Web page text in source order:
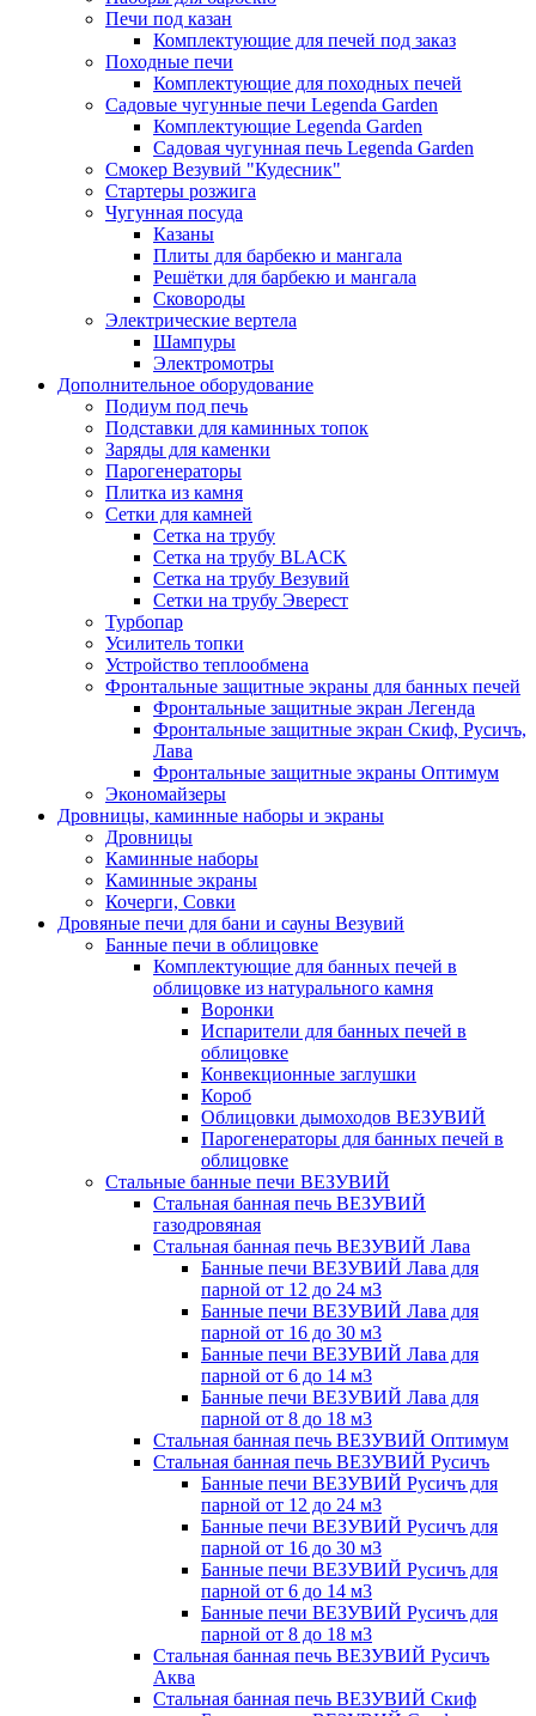
Печи под казан
Комплектующие для печей под заказ
Походные печи
Комплектующие для походных печей
Садовые чугунные печи Legenda Garden
Комплектующие Legenda Garden
Садовая чугунная печь Legenda Garden
Смокер Везувий "Кудесник"
Стартеры розжига
Чугунная посуда
Казаны
Плиты для барбекю и мангала
Решётки для барбекю и мангала
Сковороды
Электрические вертела
Шампуры
Электромотры
Дополнительное оборудование
Подиум под печь
Подставки для каминных топок
Заряды для каменки
Парогенераторы
Плитка из камня
Сетки для камней
Сетка на трубу
Сетка на трубу BLACK
Сетка на трубу Везувий
Сетки на трубу Эверест
Турбопар
Усилитель топки
Устройство теплообмена
Фронтальные защитные экраны для банных печей
Фронтальные защитные экран Легенда
Фронтальные защитные экран Скиф, Русичъ,
Лава
Фронтальные защитные экраны Оптимум
Экономайзеры
Дровницы, каминные наборы и экраны
Дровницы
Каминные наборы
Каминные экраны
Кочерги, Совки
Дровяные печи для бани и сауны Везувий
Банные печи в облицовке
Комплектующие для банных печей в
облицовке из натурального камня
Воронки
Испарители для банных печей в
облицовке
Конвекционные заглушки
Короб
Облицовки дымоходов ВЕЗУВИЙ
Парогенераторы для банных печей в
облицовке
Стальные банные печи ВЕЗУВИЙ
Стальная банная печь ВЕЗУВИЙ
газодровяная
Стальная банная печь ВЕЗУВИЙ Лава
Банные печи ВЕЗУВИЙ Лава для
парной от 12 до 24 м3
Банные печи ВЕЗУВИЙ Лава для
парной от 16 до 30 м3
Банные печи ВЕЗУВИЙ Лава для
парной от 6 до 14 м3
Банные печи ВЕЗУВИЙ Лава для
парной от 8 до 18 м3
Стальная банная печь ВЕЗУВИЙ Оптимум
Стальная банная печь ВЕЗУВИЙ Русичъ
Банные печи ВЕЗУВИЙ Русичъ для
парной от 12 до 24 м3
Банные печи ВЕЗУВИЙ Русичъ для
парной от 16 до 30 м3
Банные печи ВЕЗУВИЙ Русичъ для
парной от 6 до 14 м3
Банные печи ВЕЗУВИЙ Русичъ для
парной от 8 до 18 м3
Стальная банная печь ВЕЗУВИЙ Русичъ
Аква
Стальная банная печь ВЕЗУВИЙ Скиф